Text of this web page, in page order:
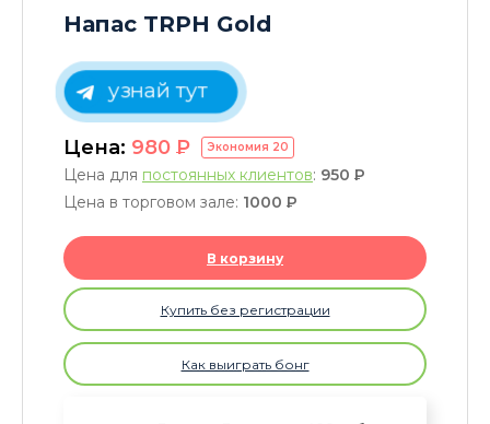
Напас TRPH Gold
узнай тут
Цена: 980 P Экономия 20
Цена для постоянных клиентов: 950 P
Цена в торговом зале: 1000 P
В корзину
Купить без регистрации
Как выиграть бонг